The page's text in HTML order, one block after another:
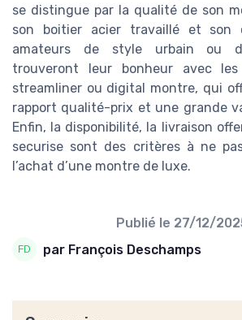
se distingue par la qualité de son
son boitier acier travaillé et son
amateurs de style urbain ou
trouveront leur bonheur avec les
streamliner ou digital montre, qui
rapport qualité-prix et une grande
Enfin, la disponibilité, la livraison
securise sont des critères à ne
l’achat d’une montre de luxe.
Publié le 27/12/
par François Deschamps